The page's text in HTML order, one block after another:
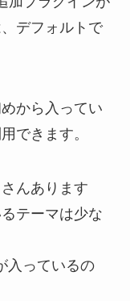
デフォルトで
から入ってい
できます。
んあります
テーマは少な
入っているの